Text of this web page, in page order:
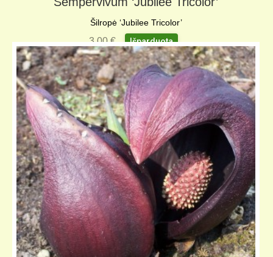
Šilropė ‘Jubilee Tricolor’
3,00€ Išparduota